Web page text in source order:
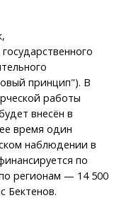
принцип"). В
работы
внесён в
время один
наблюдении в
по
регионам — 14 500
Бектенов.